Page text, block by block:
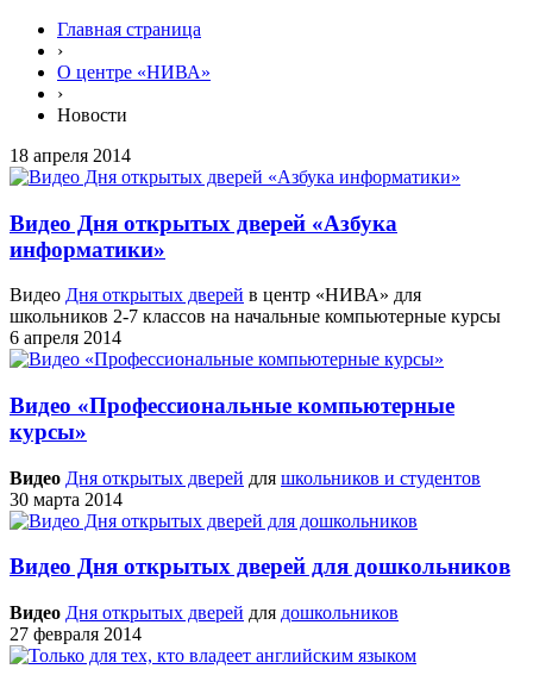
Главная страница
›
О центре «НИВА»
›
Новости
18 апреля 2014
Видео Дня открытых дверей «Азбука
информатики»
Видео Дня открытых дверей в центр «НИВА» для
школьников 2-7 классов на начальные компьютерные курсы
6 апреля 2014
Видео «Профессиональные компьютерные
курсы»
Видео Дня открытых дверей для школьников и студентов
30 марта 2014
Видео Дня открытых дверей для дошкольников
Видео Дня открытых дверей для дошкольников
27 февраля 2014